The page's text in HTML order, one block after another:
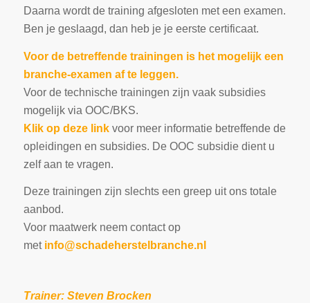
Daarna wordt de training afgesloten met een examen.
Ben je geslaagd, dan heb je je eerste certificaat.
Voor de betreffende trainingen is het mogelijk een
branche-examen af te leggen.
Voor de technische trainingen zijn vaak subsidies
mogelijk via OOC/BKS.
Klik op deze linkvoor meer informatie betreffende de
opleidingen en subsidies. De OOC subsidie dient u
zelf aan te vragen.
Deze trainingen zijn slechts een greep uit ons totale
aanbod.
Voor maatwerk neem contact op
met info@schadeherstelbranche.nl
Trainer: Steven Brocken